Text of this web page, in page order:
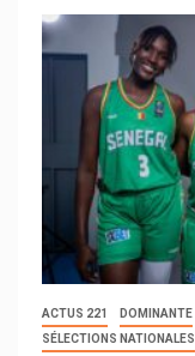
ACTUS 221 DOMINANTE
SÉLECTIONS NATIONALES